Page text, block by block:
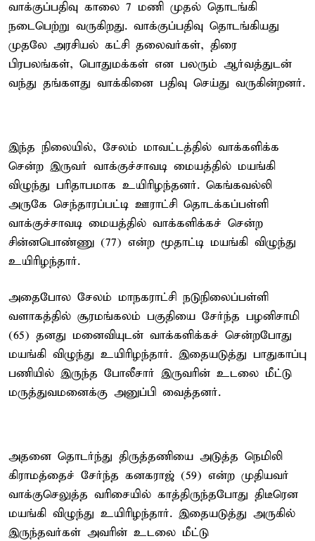
வாக்குப்பதிவு காலை 7 மணி முதல் தொடங்கி
நடைபெற்று வருகிறது. வாக்குப்பதிவு தொடங்கியது
முதலே அரசியல் கட்சி தலைவர்கள், திரை
பிரபலங்கள், பொதுமக்கள் என பலரும் ஆர்வத்துடன்
வந்து தங்களது வாக்கினை பதிவு செய்து வருகின்றனர்.
இந்த நிலையில், சேலம் மாவட்டத்தில் வாக்களிக்க
சென்ற இருவர் வாக்குச்சாவடி மையத்தில் மயங்கி
விழுந்து பரிதாபமாக உயிரிழந்தனர். கெங்கவல்லி
அருகே செந்தாரப்பட்டி ஊராட்சி தொடக்கப்பள்ளி
வாக்குச்சாவடி மையத்தில் வாக்களிக்கச் சென்ற
சின்னபொண்ணு (77) என்ற மூதாட்டி மயங்கி விழுந்து
உயிரிழந்தார்.
அதைபோல சேலம் மாநகராட்சி நடுநிலைப்பள்ளி
வளாகத்தில் சூரமங்கலம் பகுதியை சேர்ந்த பழனிசாமி
(65) தனது மனைவியுடன் வாக்களிக்கச் சென்றபோது
மயங்கி விழுந்து உயிரிழந்தார். இதையடுத்து பாதுகாப்பு
பணியில் இருந்த போலீசார் இருவரின் உடலை மீட்டு
மருத்துவமனைக்கு அனுப்பி வைத்தனர்.
அதனை தொடர்ந்து திருத்தணியை அடுத்த நெமிலி
கிராமத்தைச் சேர்ந்த கனகராஜ் (59) என்ற முதியவர்
வாக்குசெலுத்த வரிசையில் காத்திருந்தபோது திடீரென
மயங்கி விழுந்து உயிரிழந்தார். இதையடுத்து அருகில்
இருந்தவர்கள் அவரின் உடலை மீட்டு